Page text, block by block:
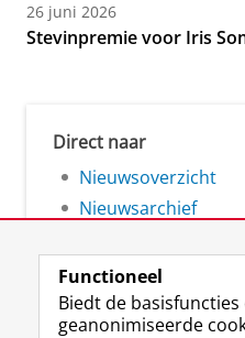
26 juni 2026
Stevinpremie voor Iris
Direct naar
Nieuwsoverzicht
Nieuwsarchief
Functioneel
Biedt de
geanonimiseerde